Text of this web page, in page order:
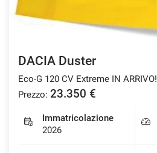
DACIA Duster
Eco-G 120 CV Extreme IN ARRIVO!
Prezzo: 23.350 €
Immatricolazione
2026